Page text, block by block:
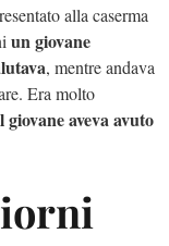
alla caserma
un giovane
, mentre andava
Era molto
giovane aveva avuto